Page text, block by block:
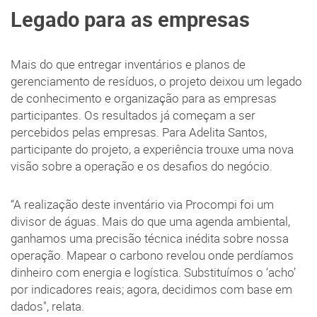
Legado para as empresas
Mais do que entregar inventários e planos de
gerenciamento de resíduos, o projeto deixou um legado
de conhecimento e organização para as empresas
participantes. Os resultados já começam a ser
percebidos pelas empresas. Para Adelita Santos,
participante do projeto, a experiência trouxe uma nova
visão sobre a operação e os desafios do negócio.
“A realização deste inventário via Procompi foi um
divisor de águas. Mais do que uma agenda ambiental,
ganhamos uma precisão técnica inédita sobre nossa
operação. Mapear o carbono revelou onde perdíamos
dinheiro com energia e logística. Substituímos o ‘acho’
por indicadores reais; agora, decidimos com base em
dados", relata.